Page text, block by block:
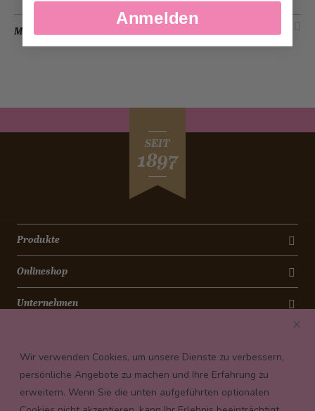
Mehr Informationen
SEIT
1897
Produkte
Onlineshop
Unternehmen
Payment conditions
Wir verwenden Cookies, um unsere Dienste zu verbessern,
persönliche Angebote zu machen und Ihre Erfahrung zu
erweitern. Wenn Sie die unten aufgeführten optionalen
Anmelden